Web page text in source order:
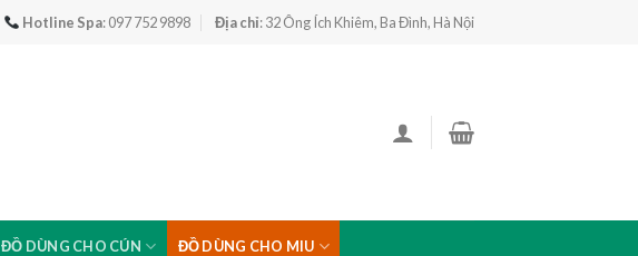
Hotline Spa: 097 752 9898 Địa chỉ: 32 Ông Ích Khiêm, Ba Đình, Hà Nội
ĐỒ DÙNG CHO CÚN ĐỒ DÙNG CHO MIU